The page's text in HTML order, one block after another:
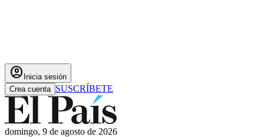
account_circle Inicia sesión
Crea cuenta SUSCRÍBETE
domingo, 9 de agosto de 2026